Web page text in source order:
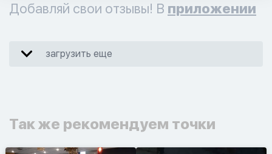
Добавляй свои отзывы! В приложении
загрузить еще
Так же рекомендуем точки